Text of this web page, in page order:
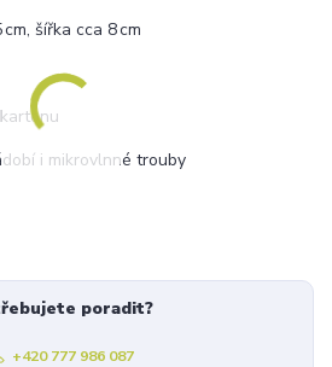
šířka cca 8 cm
i mikrovlnné trouby
poradit?
+420 777 986 087